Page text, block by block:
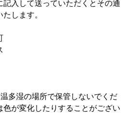
入して送っていただくとその通
します。
多湿の場所で保管しないでくだ
色が変化したりすることがござい